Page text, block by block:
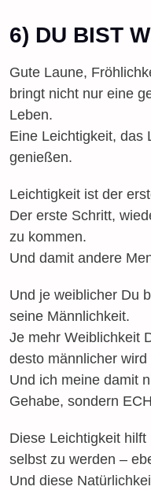
6) DU BIST
Gute Laune,
bringt nicht nur eine
Leben.
Eine Leichtigkeit, das
genießen.
Leichtigkeit ist der
Der erste Schritt,
zu kommen.
Und damit andere
Und je weiblicher Du
seine Männlichkeit.
Je mehr Weiblichkeit
desto männlicher wird
Und ich meine damit
Gehabe, sondern
Diese Leichtigkeit
selbst zu werden –
Und diese